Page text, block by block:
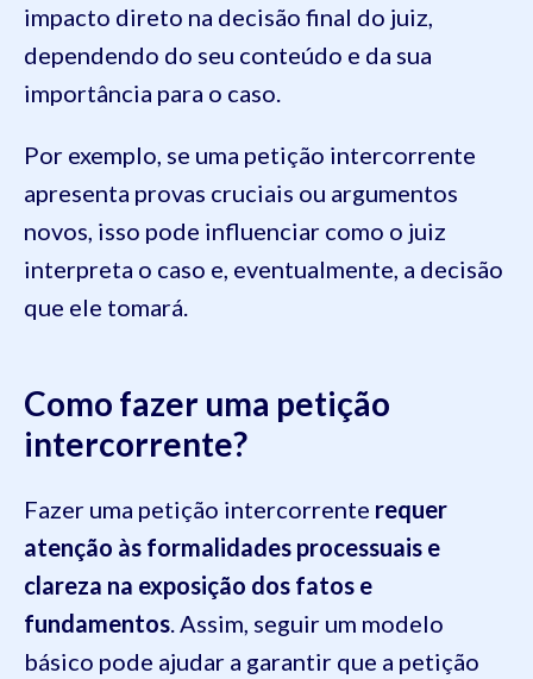
impacto direto na decisão final do juiz,
dependendo do seu conteúdo e da sua
importância para o caso.
Por exemplo, se uma petição intercorrente
apresenta provas cruciais ou argumentos
novos, isso pode influenciar como o juiz
interpreta o caso e, eventualmente, a decisão
que ele tomará.
Como fazer uma petição
intercorrente?
Fazer uma petição intercorrente requer
atenção às formalidades processuais e
clareza na exposição dos fatos e
fundamentos . Assim, seguir um modelo
básico pode ajudar a garantir que a petição